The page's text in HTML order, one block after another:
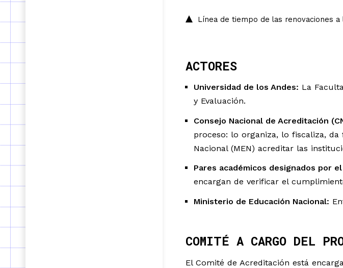
Línea de tiempo de las renovaciones
ACTORES
Universidad de los Andes: La
y Evaluación.​
Consejo Nacional de Acreditación
proceso: lo organiza, lo fiscaliza,
Nacional (MEN) acreditar las
Pares académicos designados por el
encargan de verificar el
Ministerio de Educación Nacional:
COMITÉ A CARGO DEL
El Comité de Acreditación está